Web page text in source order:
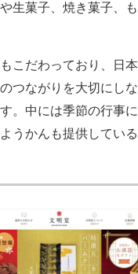
生菓子、焼き菓子、
こだわっており、日
つながりを大切にし
。中には季節の行事
うかんも提供している